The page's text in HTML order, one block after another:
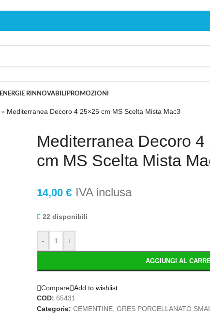
ENERGIE RINNOVABILI PROMOZIONI
» Mediterranea Decoro 4 25×25 cm MS Scelta Mista Mac3
Mediterranea Decoro 4
cm MS Scelta Mista
14,00 € IVA inclusa
22 disponibili
- +
AGGIUNGI AL
Compare Add to wishlist
COD: 65431
Categorie: CEMENTINE GRES PORCELLANATO